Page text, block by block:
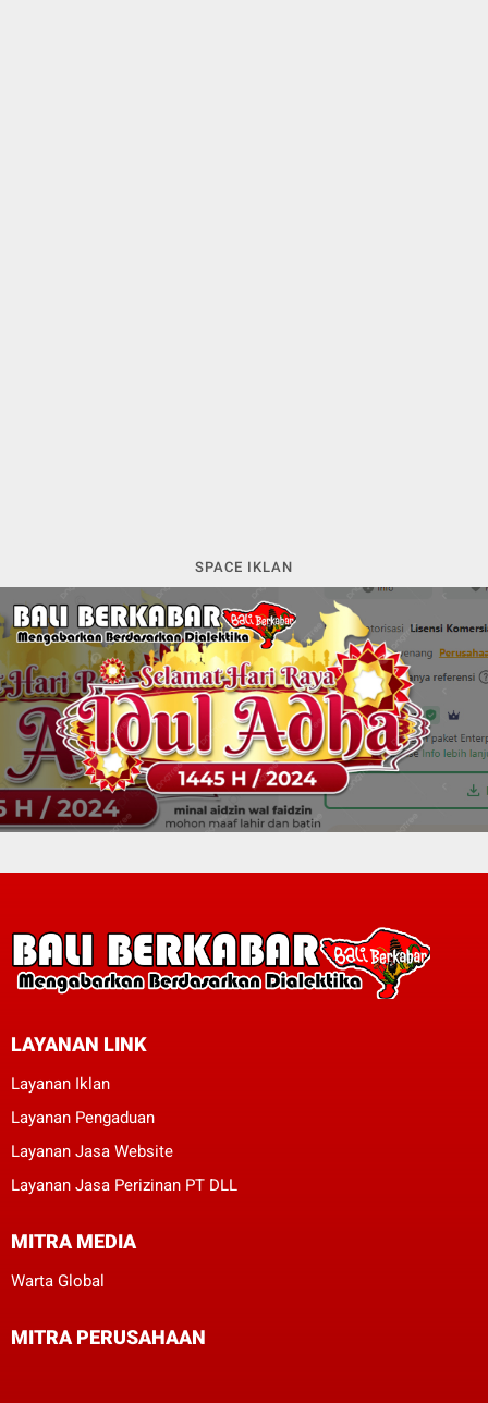
SPACE IKLAN
LAYANAN LINK
Layanan Iklan
Layanan Pengaduan
Layanan Jasa Website
Layanan Jasa Perizinan PT DLL
MITRA MEDIA
Warta Global
MITRA PERUSAHAAN